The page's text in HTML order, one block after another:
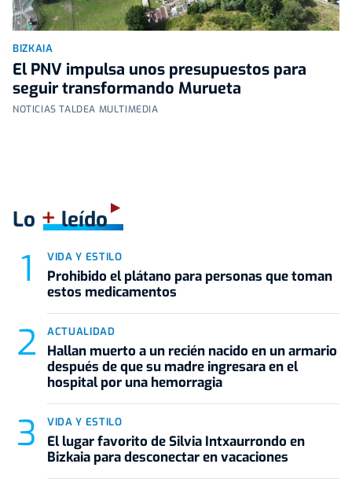
BIZKAIA
El PNV impulsa unos presupuestos para
seguir transformando Murueta
NOTICIAS TALDEA MULTIMEDIA
Lo +leído
VIDA Y ESTILO
Prohibido el plátano para personas que toman
estos medicamentos
ACTUALIDAD
Hallan muerto a un recién nacido en un armario
después de que su madre ingresara en el
hospital por una hemorragia
VIDA Y ESTILO
El lugar favorito de Silvia Intxaurrondo en
Bizkaia para desconectar en vacaciones